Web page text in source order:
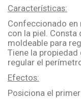
Características:
Confeccionado
con la piel.
moldeable para
Tiene la
regular el
Efectos:
Posiciona el